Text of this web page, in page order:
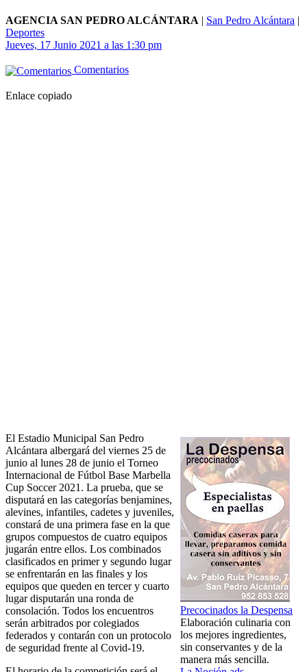
AGENCIA SAN PEDRO ALCÁNTARA | San Pedro Alcántara |
Deportes
Jueves, 17 Junio 2021 a las 1:30 pm
Comentarios
Enlace copiado
Precocinados la Despensa
Elaboración culinaria con
los mejores ingredientes,
sin conservantes y de la
manera más sencilla.
El Estadio Municipal San Pedro
Alcántara albergará del viernes 25 de
junio al lunes 28 de junio el Torneo
Internacional de Fútbol Base Marbella
Cup Soccer 2021. La prueba, que se
disputará en las categorías benjamines,
alevines, infantiles, cadetes y juveniles,
constará de una primera fase en la que
grupos compuestos de cuatro equipos
jugarán entre ellos. Los combinados
clasificados en primer y segundo lugar
se enfrentarán en las finales y los
equipos que queden en tercer y cuarto
lugar disputarán una ronda de
consolación. Todos los encuentros
serán arbitrados por colegiados
federados y contarán con un protocolo
de seguridad frente al Covid-19.